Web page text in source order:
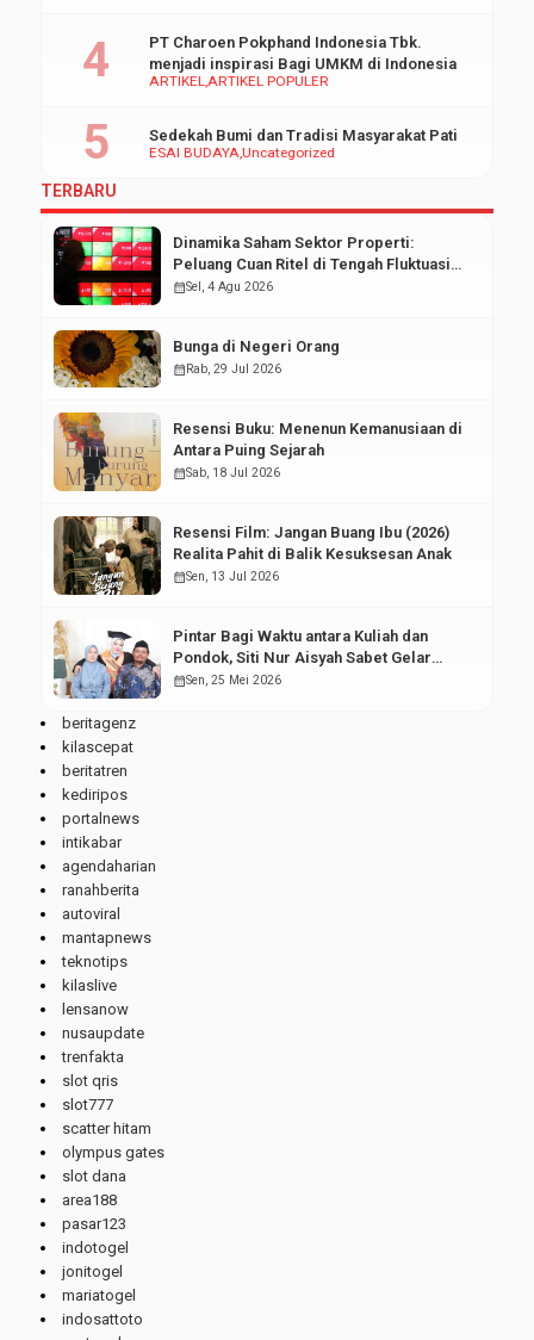
ARTIKELARTIKEL POPULER
PT Charoen Pokphand Indonesia Tbk.
menjadi inspirasi Bagi UMKM di Indonesia
ESAI BUDAYAUncategorized
Sedekah Bumi dan Tradisi Masyarakat Pati
TERBARU
Dinamika Saham Sektor Properti:
Peluang Cuan Ritel di Tengah Fluktuasi
Pasar Modal
calendar_monthSel, 4 Agu 2026
Bunga di Negeri Orang
calendar_monthRab, 29 Jul 2026
Resensi Buku: Menenun Kemanusiaan di
Antara Puing Sejarah
calendar_monthSab, 18 Jul 2026
Resensi Film: Jangan Buang Ibu (2026)
Realita Pahit di Balik Kesuksesan Anak
calendar_monthSen, 13 Jul 2026
Pintar Bagi Waktu antara Kuliah dan
Pondok, Siti Nur Aisyah Sabet Gelar
Wisudawan Terbaik
calendar_monthSen, 25 Mei 2026
beritagenz
kilascepat
beritatren
kediripos
portalnews
intikabar
agendaharian
ranahberita
autoviral
mantapnews
teknotips
kilaslive
lensanow
nusaupdate
trenfakta
slot qris
slot777
scatter hitam
olympus gates
slot dana
area188
pasar123
indotogel
jonitogel
mariatogel
indosattoto